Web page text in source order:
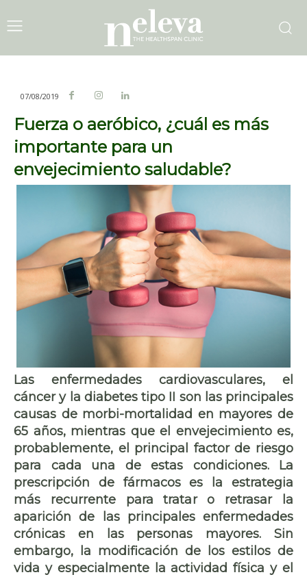
07/08/2019
Fuerza o aeróbico, ¿cuál es más
importante para un
envejecimiento saludable?
Las enfermedades cardiovasculares, el
cáncer y la diabetes tipo II son las principales
causas de morbi-mortalidad en mayores de
65 años, mientras que el envejecimiento es,
probablemente, el principal factor de riesgo
para cada una de estas condiciones. La
prescripción de fármacos es la estrategia
más recurrente para tratar o retrasar la
aparición de las principales enfermedades
crónicas en las personas mayores. Sin
embargo, la modificación de los estilos de
vida y especialmente la actividad física y el